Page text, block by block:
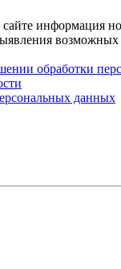
информация
возможных
обработки
данных